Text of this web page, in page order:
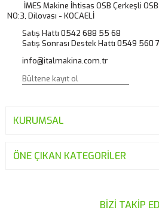
Ürün bilgilerinde hatalar bulunuyor.
Ürün fiyatı diğer sitelerden daha
Bu ürüne benzer farklı alternatifler
İMES Makine İhtisas OSB Çerkeşli
NO:3, Dilovası - KOCAELİ
Satış Hattı 0542 688 55 68
Satış Sonrası Destek Hattı 0549 560
info@italmakina.com.tr
KURUMSAL
ÖNE ÇIKAN KATEGORİLER
BİZİ TAKİP